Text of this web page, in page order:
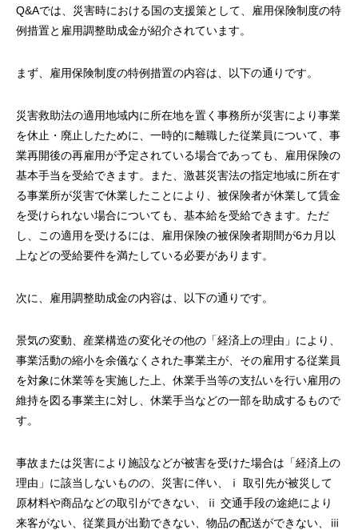
Q&Aでは、災害時における国の支援策として、雇用保険制度の特
例措置と雇用調整助成金が紹介されています。
まず、雇用保険制度の特例措置の内容は、以下の通りです。
災害救助法の適用地域内に所在地を置く事務所が災害により事業
を休止・廃止したために、一時的に離職した従業員について、事
業再開後の再雇用が予定されている場合であっても、雇用保険の
基本手当を受給できます。また、激甚災害法の指定地域に所在す
る事業所が災害で休業したことにより、被保険者が休業して賃金
を受けられない場合についても、基本給を受給できます。ただ
し、この適用を受けるには、雇用保険の被保険者期間が6カ月以
上などの受給要件を満たしている必要があります。
次に、雇用調整助成金の内容は、以下の通りです。
景気の変動、産業構造の変化その他の「経済上の理由」により、
事業活動の縮小を余儀なくされた事業主が、その雇用する従業員
を対象に休業等を実施した上、休業手当等の支払いを行い雇用の
維持を図る事業主に対し、休業手当などの一部を助成するもので
す。
事故または災害により施設などが被害を受けた場合は「経済上の
理由」に該当しないものの、災害に伴い、ⅰ 取引先が被災して
原材料や商品などの取引ができない、ⅱ 交通手段の途絶により
来客がない、従業員が出勤できない、物品の配送ができない、ⅲ